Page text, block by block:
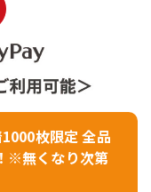
枚限定 全品
※無くなり次第